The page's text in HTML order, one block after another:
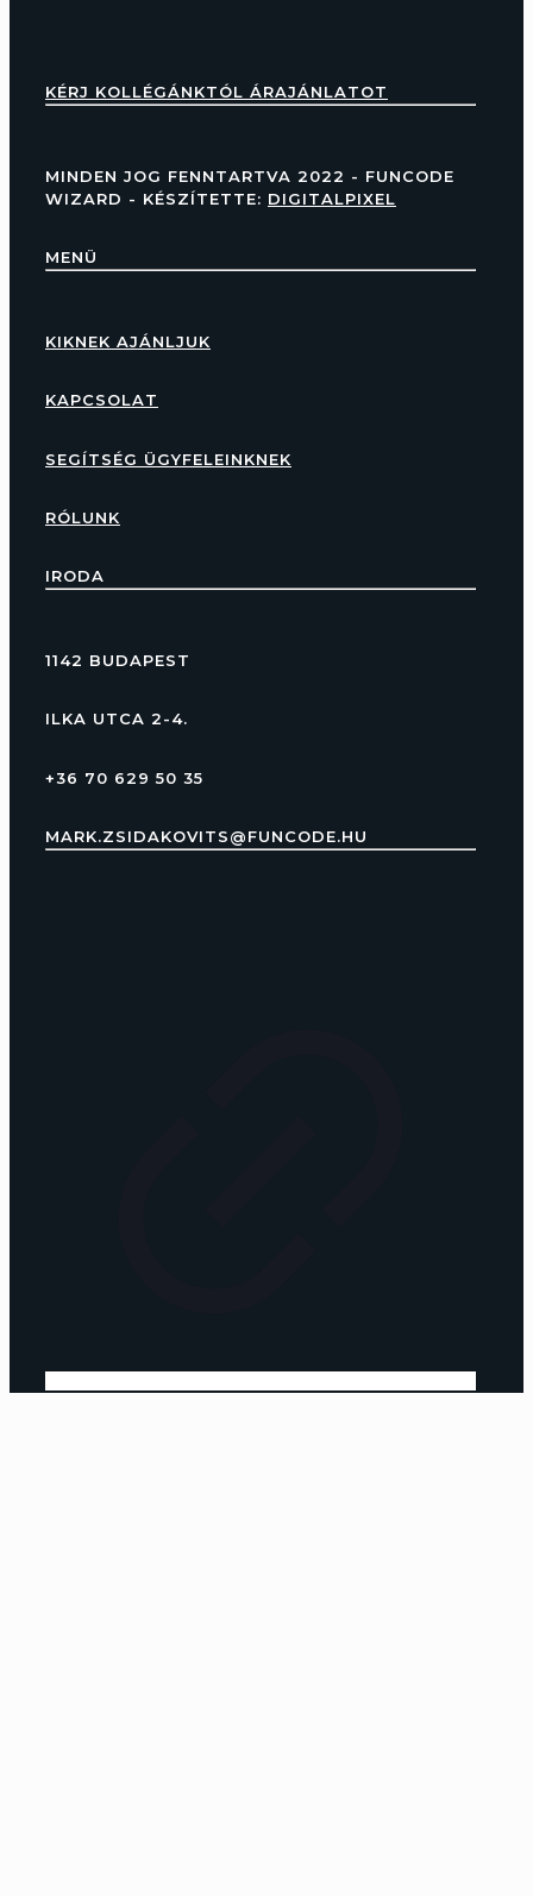
KÉRJ KOLLÉGÁNKTÓL ÁRAJÁNLATOT
MINDEN JOG FENNTARTVA 2022 - FUNCODE
WIZARD - KÉSZÍTETTE: DIGITALPIXEL
MENÜ
KIKNEK AJÁNLJUK
KAPCSOLAT
SEGÍTSÉG ÜGYFELEINKNEK
RÓLUNK
IRODA
1142 BUDAPEST
ILKA UTCA 2-4.
+36 70 629 50 35
MARK.ZSIDAKOVITS@FUNCODE.HU